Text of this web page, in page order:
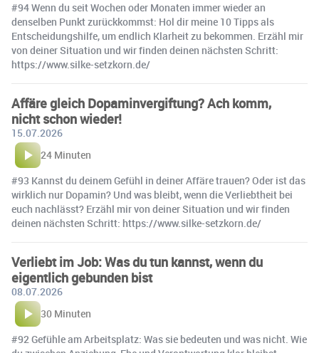
#94 Wenn du seit Wochen oder Monaten immer wieder an
denselben Punkt zurückkommst: Hol dir meine 10 Tipps als
Entscheidungshilfe, um endlich Klarheit zu bekommen. Erzähl mir
von deiner Situation und wir finden deinen nächsten Schritt:
https://www.silke-setzkorn.de/
Affäre gleich Dopaminvergiftung? Ach komm,
nicht schon wieder!
15.07.2026
24 Minuten
#93 Kannst du deinem Gefühl in deiner Affäre trauen? Oder ist das
wirklich nur Dopamin? Und was bleibt, wenn die Verliebtheit bei
euch nachlässt? Erzähl mir von deiner Situation und wir finden
deinen nächsten Schritt: https://www.silke-setzkorn.de/
Verliebt im Job: Was du tun kannst, wenn du
eigentlich gebunden bist
08.07.2026
30 Minuten
#92 Gefühle am Arbeitsplatz: Was sie bedeuten und was nicht. Wie